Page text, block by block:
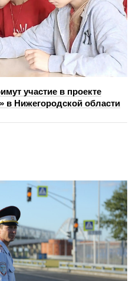
участие в проекте
в Нижегородской области